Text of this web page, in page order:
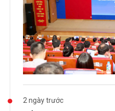
2 ngày trước